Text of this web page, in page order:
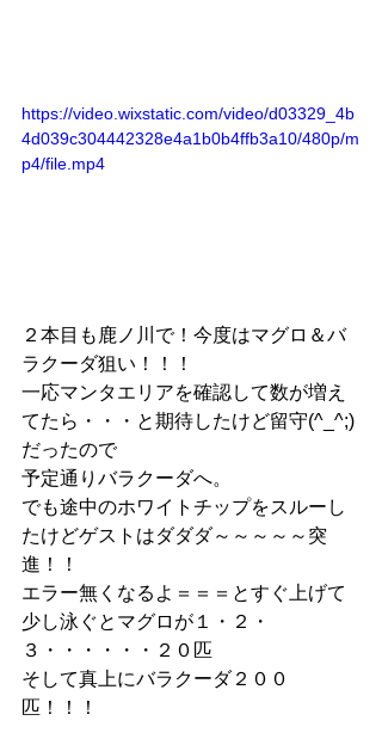
https://video.wixstatic.com/video/d03329_4b
4d039c304442328e4a1b0b4ffb3a10/480p/m
p4/file.mp4
２本目も鹿ノ川で！今度はマグロ＆バ
ラクーダ狙い！！！
一応マンタエリアを確認して数が増え
てたら・・・と期待したけど留守(^_^;)
だったので
予定通りバラクーダへ。
でも途中のホワイトチップをスルーし
たけどゲストはダダダ～～～～～突
進！！
エラー無くなるよ＝＝＝とすぐ上げて
少し泳ぐとマグロが１・２・
３・・・・・・２０匹
そして真上にバラクーダ２００
匹！！！